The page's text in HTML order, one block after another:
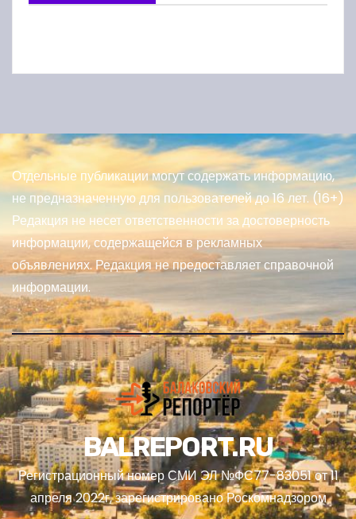
Отдельные публикации могут содержать информацию,
не предназначенную для пользователей до 16 лет. (16+)
Редакция не несет ответственности за достоверность
информации, содержащейся в рекламных
объявлениях. Редакция не предоставляет справочной
информации.
BALREPORT.RU
Регистрационный номер СМИ ЭЛ №ФС77-83051 от 11
апреля 2022г, зарегистрировано Роскомнадзором